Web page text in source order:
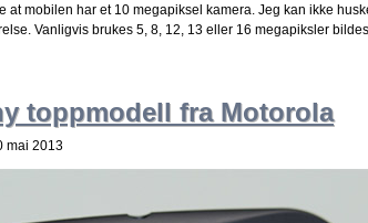
mobilen har et 10 megapiksel kamera. Jeg kan ikke
Vanligvis brukes 5, 8, 12, 13 eller 16 megapiksler
toppmodell fra Motorola
mai 2013